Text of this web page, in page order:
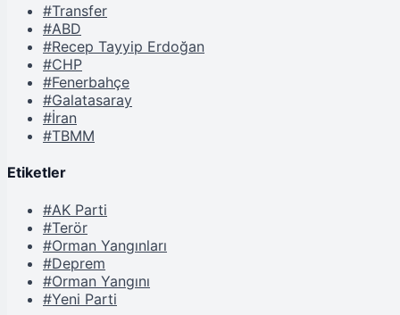
#Transfer
#ABD
#Recep Tayyip Erdoğan
#CHP
#Fenerbahçe
#Galatasaray
#İran
#TBMM
Etiketler
#AK Parti
#Terör
#Orman Yangınları
#Deprem
#Orman Yangını
#Yeni Parti